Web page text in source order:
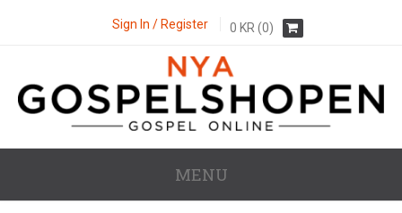
Sign In / Register 0 KR (0)
MENU